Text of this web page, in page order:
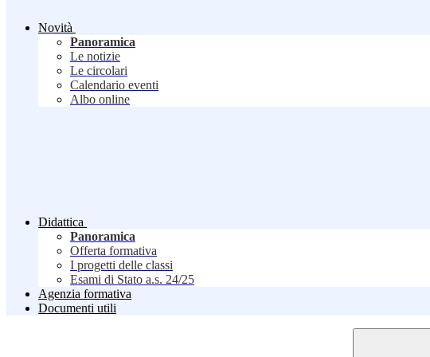
Novità
Panoramica
Le notizie
Le circolari
Calendario eventi
Albo online
Didattica
Panoramica
Offerta formativa
I progetti delle classi
Esami di Stato a.s. 24/25
Agenzia formativa
Documenti utili